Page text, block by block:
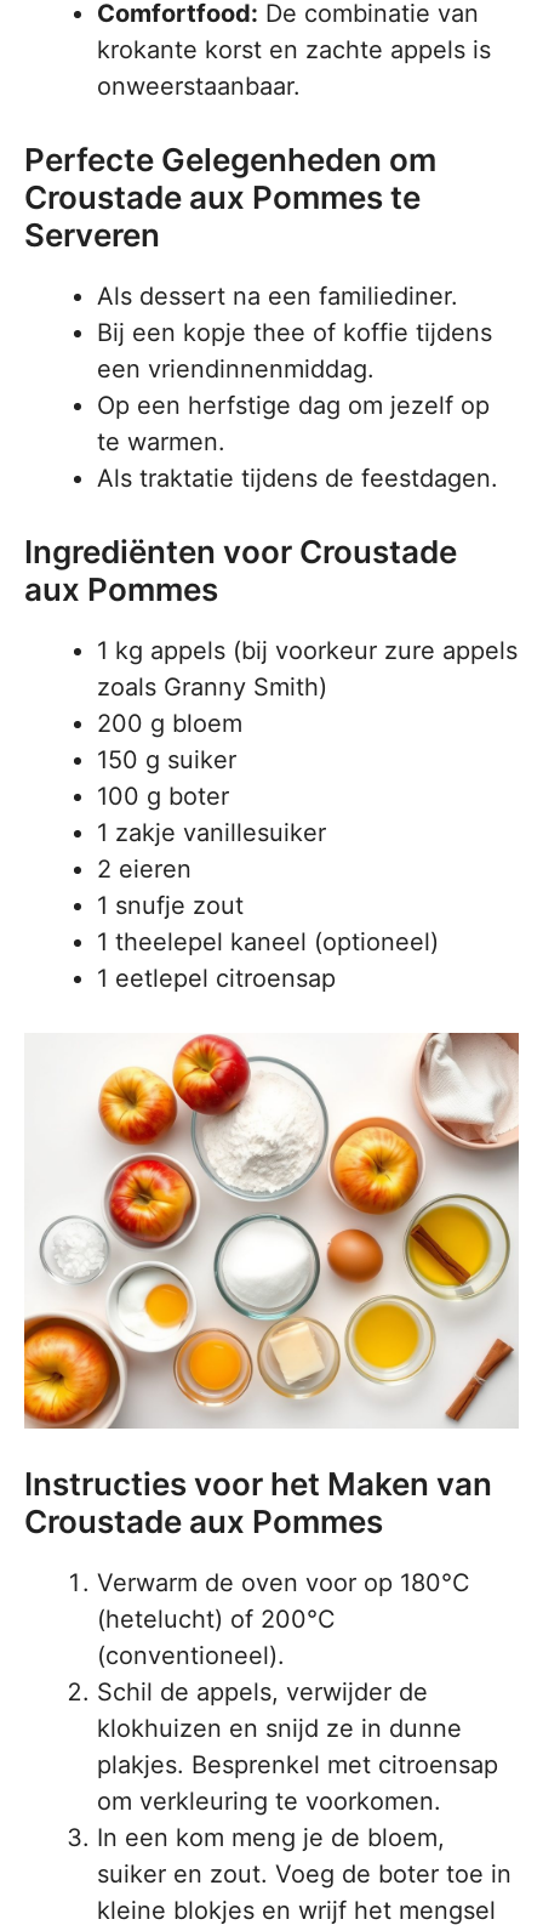
Comfortfood: De combinatie van
krokante korst en zachte appels is
onweerstaanbaar.
Perfecte Gelegenheden om
Croustade aux Pommes te
Serveren
Als dessert na een familiediner.
Bij een kopje thee of koffie tijdens
een vriendinnenmiddag.
Op een herfstige dag om jezelf op
te warmen.
Als traktatie tijdens de feestdagen.
Ingrediënten voor Croustade
aux Pommes
1 kg appels (bij voorkeur zure appels
zoals Granny Smith)
200 g bloem
150 g suiker
100 g boter
1 zakje vanillesuiker
2 eieren
1 snufje zout
1 theelepel kaneel (optioneel)
1 eetlepel citroensap
Instructies voor het Maken van
Croustade aux Pommes
Verwarm de oven voor op 180°C
(hetelucht) of 200°C
(conventioneel).
Schil de appels, verwijder de
klokhuizen en snijd ze in dunne
plakjes. Besprenkel met citroensap
om verkleuring te voorkomen.
In een kom meng je de bloem,
suiker en zout. Voeg de boter toe in
kleine blokjes en wrijf het mengsel